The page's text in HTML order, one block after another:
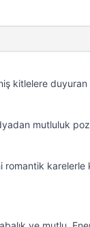
kitlelere
mutluluk
romantik karelerle